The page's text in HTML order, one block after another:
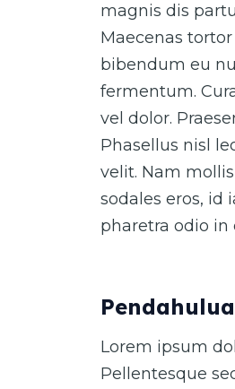
magnis dis
Maecenas
bibendum eu
fermentum.
vel dolor.
Phasellus nisl
velit. Nam
sodales eros, id
pharetra odio
Lorem ipsum
Pellentesque